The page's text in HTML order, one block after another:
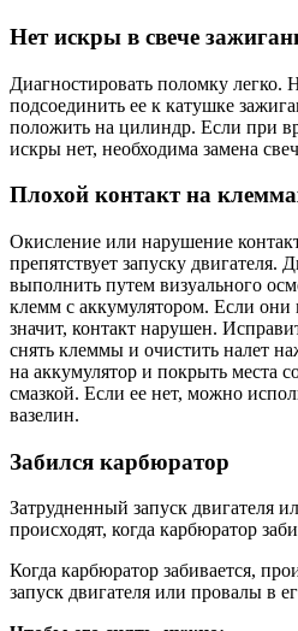
Нет искры в свече
Диагностировать поломку легко.
подсоединить ее к катушке
положить на цилиндр. Если при
искры нет, необходима замена
Плохой контакт на
Окисление или нарушение
препятствует запуску двигателя.
выполнить путем визуального
клемм с аккумулятором. Если
значит, контакт нарушен.
снять клеммы и очистить налет
на аккумулятор и покрыть места
смазкой. Если ее нет, можно
вазелин.
Забился карбюратор
Затрудненный запуск двигателя
происходят, когда карбюратор
Когда карбюратор забивается,
запуск двигателя или провалы в